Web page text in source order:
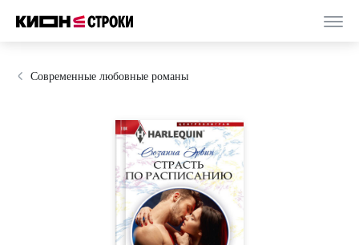
Современные любовные романы